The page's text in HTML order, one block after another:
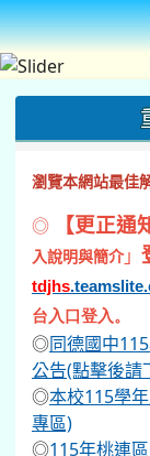
瀏覽本網站最佳
◎ 【更正通
入說明與簡介」
tdjhs
台入口登入。
◎同德國中
公告(點擊後請
◎本校115學
專區)
◎115年桃連